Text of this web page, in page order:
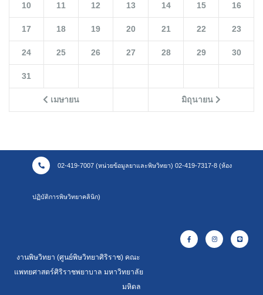
เมษายน มิถุนายน
10 11 12 13 14 15 16
17 18 19 20 21 22 23
24 25 26 27 28 29 30
31
02-419-7007 (หน่วยข้อมูลยาและพิษวิทยา) 02-419-7317-8 (ห้อง
ปฏิบัติการพิษวิทยาคลินิก)
งานพิษวิทยา (ศูนย์พิษวิทยาศิริราช) คณะ
แพทยศาสตร์ศิริราชพยาบาล มหาวิทยาลัย
มหิดล